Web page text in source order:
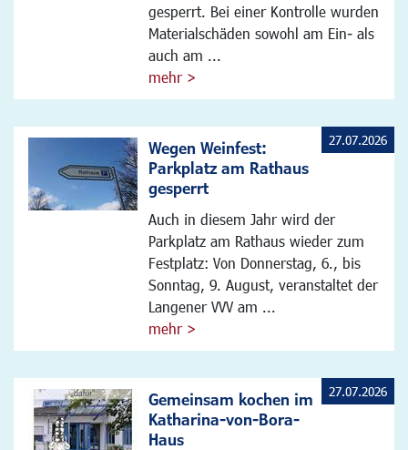
gesperrt. Bei einer Kontrolle wurden
Materialschäden sowohl am Ein- als
auch am ...
mehr >
Wegen Weinfest:
Parkplatz am Rathaus
gesperrt
Auch in diesem Jahr wird der
Parkplatz am Rathaus wieder zum
Festplatz: Von Donnerstag, 6., bis
Sonntag, 9. August, veranstaltet der
Langener VVV am ...
mehr >
27.07.2026
Gemeinsam kochen im
Katharina-von-Bora-
Haus
27.07.2026